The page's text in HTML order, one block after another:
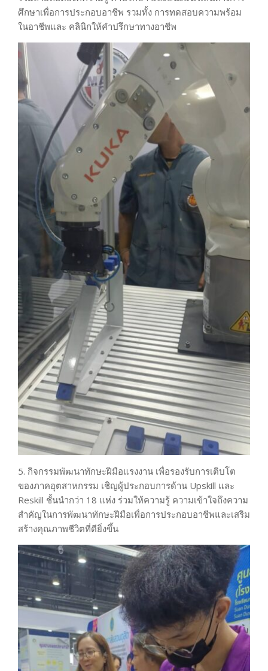
ศึกษาเพื่อการประกอบอาชีพ รวมทั้ง การทดสอบความพร้อม
ในอาชีพและ คลินิกให้คำปรึกษาทางอาชีพ
5. กิจกรรมพัฒนาทักษะฝีมือแรงงาน เพื่อรองรับการเติบโต
ของภาคอุตสาหกรรม เชิญผู้ประกอบการด้าน Upskill และ
Reskill ชั้นนำกว่า 18 แห่ง ร่วมให้ความรู้ ความเข้าใจถึงความ
สำคัญในการพัฒนาทักษะฝีมือเพื่อการประกอบอาชีพและเสริม
สร้างคุณภาพชีวิตที่ดียิ่งขึ้น